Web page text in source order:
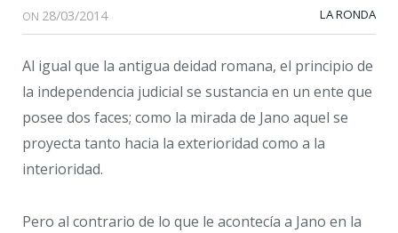
ON 28/03/2014 LA RONDA
Al igual que la antigua deidad romana, el principio de
la independencia judicial se sustancia en un ente que
posee dos faces; como la mirada de Jano aquel se
proyecta tanto hacia la exterioridad como a la
interioridad.
Pero al contrario de lo que le acontecía a Jano en la